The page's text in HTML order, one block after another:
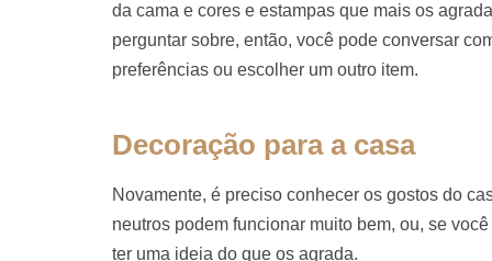
da cama e cores e estampas que mais os
perguntar sobre, então, você pode conversar
preferências ou escolher um outro item.
Decoração para a casa
Novamente, é preciso conhecer os gostos do
neutros podem funcionar muito bem, ou, se
ter uma ideia do que os agrada.